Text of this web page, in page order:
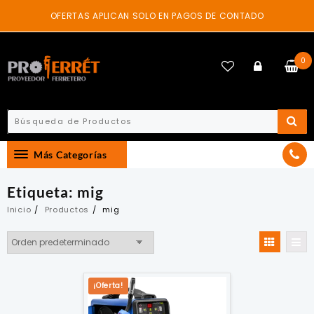
content
OFERTAS APLICAN SOLO EN PAGOS DE CONTADO
0
Más Categorías
Etiqueta: mig
Inicio Productos mig
¡Oferta!